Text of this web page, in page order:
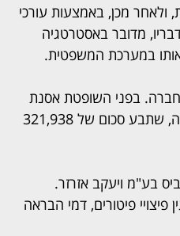
ולאחר מכן, באמצעות עורכי
מדובר באסטרטגיה
במערכת המשפטית.
חברה. בפני השופטת אסנת
בע"מ ויעקב אזרזר.
“די בר” בהרצליה, דרש 192,940 שקלים בגין פיצויי פיטורים, דמי הבראה